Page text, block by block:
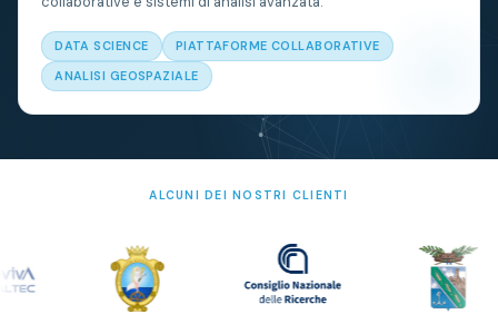
DATA SCIENCE
PIATTAFORME COLLABORATIVE
ANALISI GEOSPAZIALE
ALCUNI DEI NOSTRI CLIENTI